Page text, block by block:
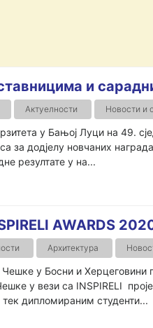
и
Актуелности Новости и
у Бањој Луци на 49.
за додјелу новчаних
резултате у на...
AWARDS
Архитектура
у Босни и Херцеговини
у вези са INSPIRELI
дипломираним студенти...